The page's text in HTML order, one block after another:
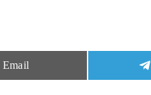
Share
Email